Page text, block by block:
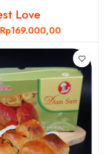
Love
Rp169.000,00